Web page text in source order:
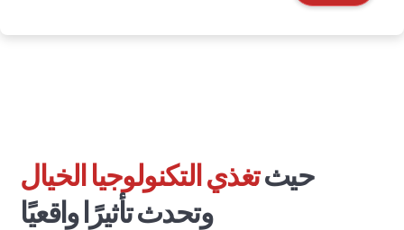
حيثتغذي التكنولوجيا الخيال
وتحدث تأثيرًا واقعيًا